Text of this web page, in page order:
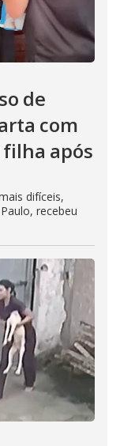
de
com
após
difíceis,
recebeu